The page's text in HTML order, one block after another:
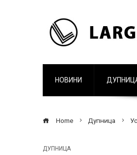
НОВИНИ
Home Дупница
ДУПНИЦА